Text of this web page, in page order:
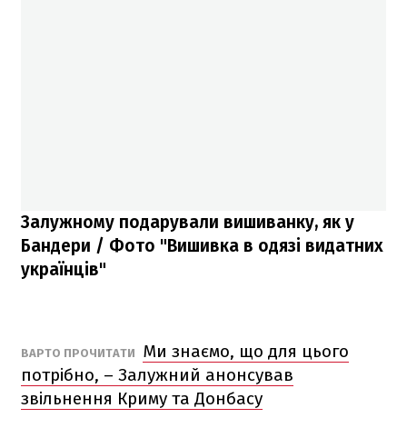
Залужному подарували вишиванку, як у
Бандери / Фото "Вишивка в одязі видатних
українців"
ВАРТО ПРОЧИТАТИ
Ми знаємо, що для цього
потрібно, – Залужний анонсував
звільнення Криму та Донбасу